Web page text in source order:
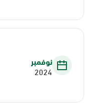
نوفمبر
2024